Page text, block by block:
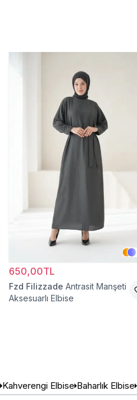
650,00TL
Fzd Filizzade Antrasit Manşeti
Aksesuarlı Elbise
Kahverengi Elbise Baharlık Elbise